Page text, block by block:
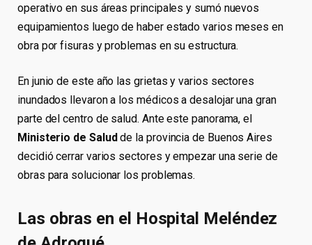
operativo en sus áreas principales y sumó nuevos
equipamientos luego de haber estado varios meses en
obra por fisuras y problemas en su estructura.
En junio de este año las grietas y varios sectores
inundados llevaron a los médicos a desalojar una gran
parte del centro de salud. Ante este panorama, el
Ministerio de Saludde la provincia de Buenos Aires
decidió cerrar varios sectores y empezar una serie de
obras para solucionar los problemas.
Las obras en el Hospital Meléndez